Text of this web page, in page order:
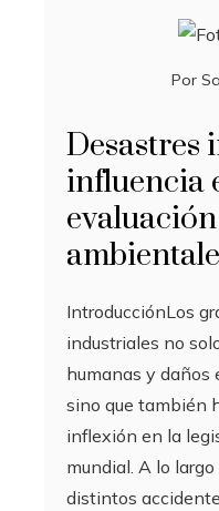
Por
Desastres
influencia
IntroducciónLos
industriales no
humanas y daños
sino que también
inflexión en la
mundial. A lo largo
distintos